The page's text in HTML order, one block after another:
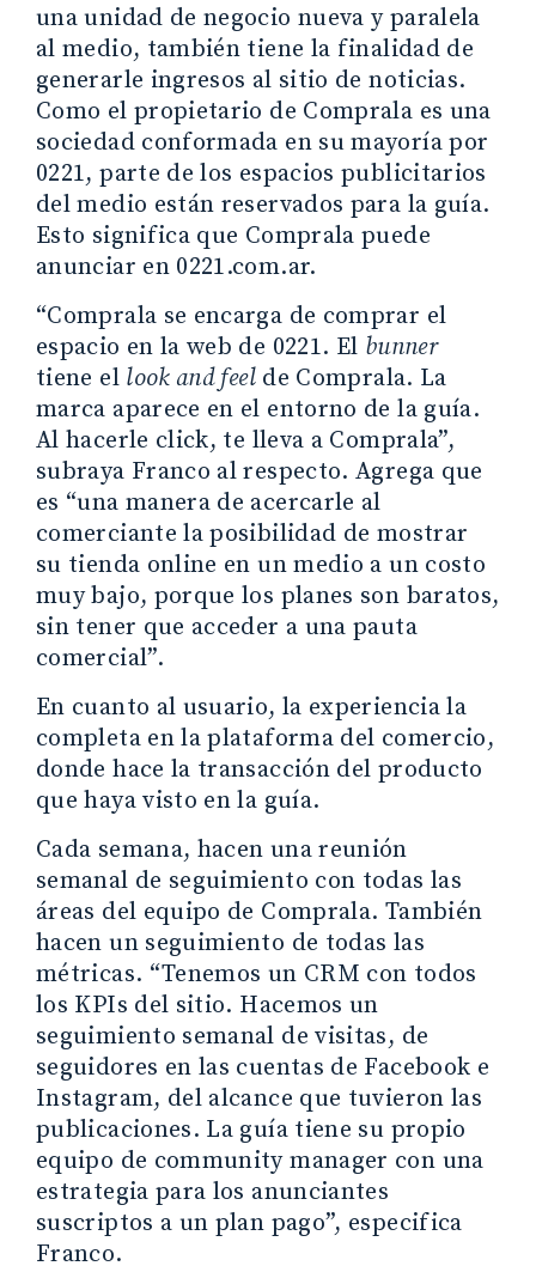
una unidad de negocio nueva y paralela
al medio, también tiene la finalidad de
generarle ingresos al sitio de noticias.
Como el propietario de Comprala es una
sociedad conformada en su mayoría por
0221, parte de los espacios publicitarios
del medio están reservados para la guía.
Esto significa que Comprala puede
anunciar en 0221.com.ar.
“Comprala se encarga de comprar el
espacio en la web de 0221. El bunner
tiene el look and feelde Comprala. La
marca aparece en el entorno de la guía.
Al hacerle click, te lleva a Comprala”,
subraya Franco al respecto. Agrega que
es “una manera de acercarle al
comerciante la posibilidad de mostrar
su tienda online en un medio a un costo
muy bajo, porque los planes son baratos,
sin tener que acceder a una pauta
comercial”.
En cuanto al usuario, la experiencia la
completa en la plataforma del comercio,
donde hace la transacción del producto
que haya visto en la guía.
Cada semana, hacen una reunión
semanal de seguimiento con todas las
áreas del equipo de Comprala. También
hacen un seguimiento de todas las
métricas. “Tenemos un CRM con todos
los KPIs del sitio. Hacemos un
seguimiento semanal de visitas, de
seguidores en las cuentas de Facebook e
Instagram, del alcance que tuvieron las
publicaciones. La guía tiene su propio
equipo de community manager con una
estrategia para los anunciantes
suscriptos a un plan pago”, especifica
Franco.